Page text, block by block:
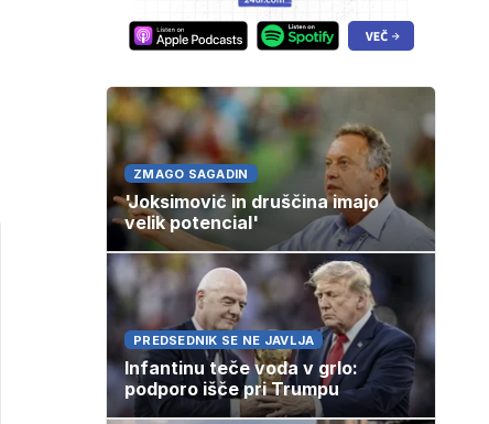
ZMAGO SAGADIN
'Joksimović in druščina imajo
velik potencial'
PREDSEDNIK SE NE JAVLJA
Infantinu teče voda v grlo:
podporo išče pri Trumpu